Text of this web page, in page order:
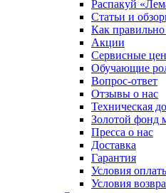
Распакуй
Статьи и
Как правильно
Акции
Сервисные
Обучающие
Вопрос-ответ
Отзывы о нас
Техническая
Золотой фонд
Пресса о нас
Доставка
Гарантия
Условия
Условия